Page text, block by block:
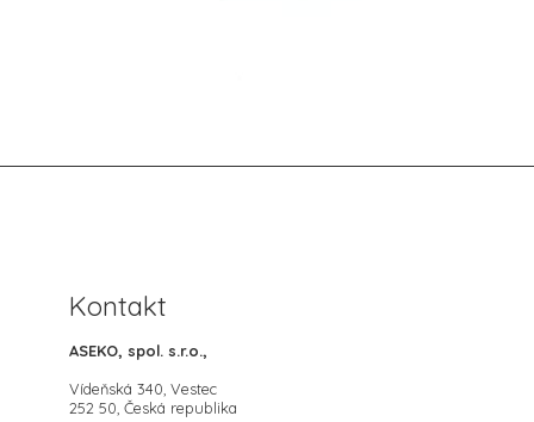
Kontakt
ASEKO, spol. s.r.o.,
Vídeňská 340, Vestec
252 50, Česká republika